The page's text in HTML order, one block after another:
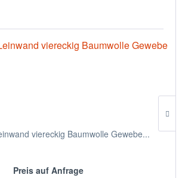
viereckig Baumwolle Gewebe...
Preis auf Anfrage